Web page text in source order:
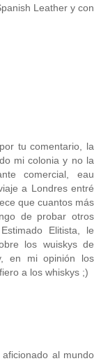
Leather y con
tu comentario, la
mi colonia y no la
comercial, eau
a Londres entré
que cuantos más
de probar otros
Elitista, le
los wuiskys de
en mi opinión los
a los whiskys ;)
al mundo